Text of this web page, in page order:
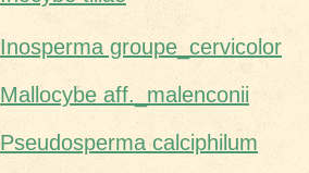
Inosperma groupe_cervicolor
Mallocybe aff._malenconii
Pseudosperma calciphilum